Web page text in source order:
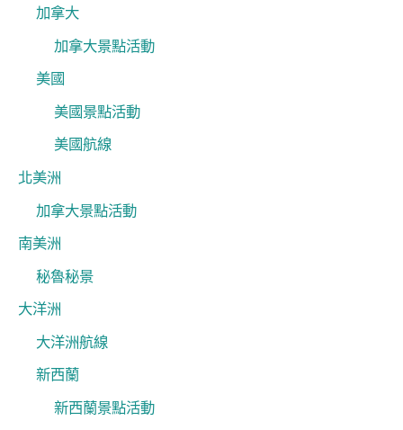
加拿大
加拿大景點活動
美國
美國景點活動
美國航線
北美洲
加拿大景點活動
南美洲
秘魯秘景
大洋洲
大洋洲航線
新西蘭
新西蘭景點活動